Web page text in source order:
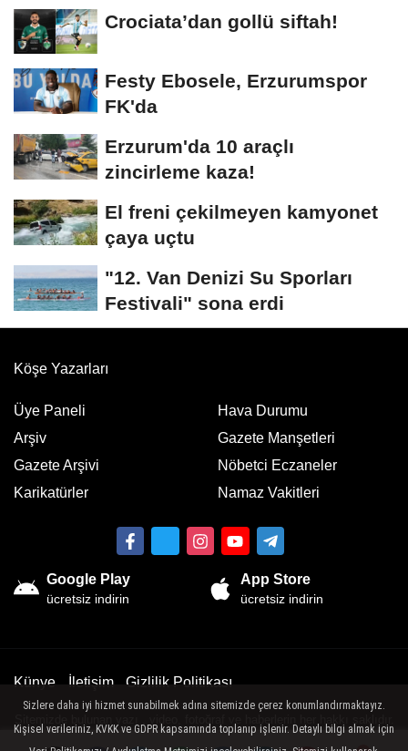
Crociata’dan gollü siftah!
Festy Ebosele, Erzurumspor
FK'da
Erzurum'da 10 araçlı
zincirleme kaza!
El freni çekilmeyen kamyonet
çaya uçtu
"12. Van Denizi Su Sporları
Festivali" sona erdi
Köşe Yazarları
Üye Paneli
Arşiv
Gazete Arşivi
Karikatürler
Hava Durumu
Gazete Manşetleri
Nöbetci Eczaneler
Namaz Vakitleri
Google Play
ücretsiz indirin
App Store
ücretsiz indirin
Künye İletişim Gizlilik Politikası
İzinsiz veya kaynak gösterilemeden kullanılamaz.
Sizlere daha iyi hizmet sunabilmek adına sitemizde çerez konumlandırmaktayız.
Kişisel verileriniz, KVKK ve GDPR kapsamında toplanıp işlenir. Detaylı bilgi almak için